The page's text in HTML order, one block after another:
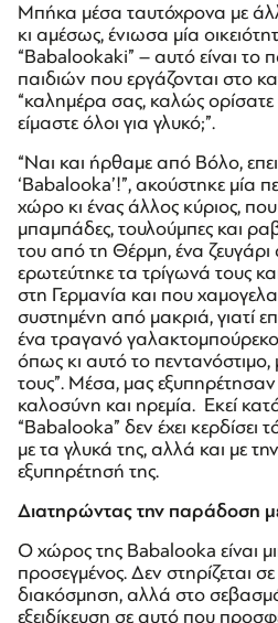
Μπήκα μέσα ταυτόχρονα με
κι αμέσως, ένιωσα μία
“Babalookaki” – αυτό είναι το
παιδιών που εργάζονται στο
“καλημέρα σας, καλώς ορίσατε
είμαστε όλοι για γλυκό;”.
“Ναι και ήρθαμε από Βόλο,
‘Βabalooka’!”, ακούστηκε μία
χώρο κι ένας άλλος κύριος,
μπαμπάδες, τουλούμπες και
του από τη Θέρμη, ένα
ερωτεύτηκε τα τρίγωνά τους
στη Γερμανία και που
συστημένη από μακριά, γιατί
ένα τραγανό
όπως κι αυτό το πεντανόστιμο,
τους”. Μέσα, μας εξυπηρέτησαν
καλοσύνη και ηρεμία. Εκεί
“Babalooka” δεν έχει κερδίσει
με τα γλυκά της, αλλά και με
εξυπηρέτησή της.
Διατηρώντας την παράδοση
Ο χώρος της Babalooka είναι
προσεγμένος. Δεν στηρίζεται
διακόσμηση, αλλά στο
εξειδίκευση σε αυτό που